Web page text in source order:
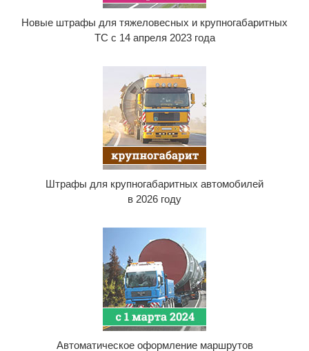
Новые штрафы для тяжеловесных и крупногабаритных
ТС с 14 апреля 2023 года
Штрафы для крупногабаритных автомобилей
в 2026 году
Автоматическое оформление маршрутов